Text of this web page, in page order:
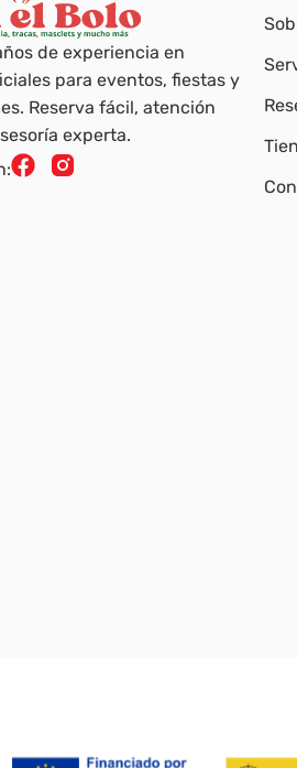
de experiencia en
para eventos, fiestas y
Reserva fácil, atención
experta.